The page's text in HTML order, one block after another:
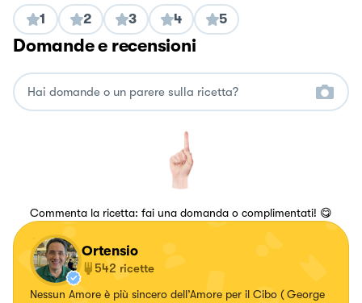
1 2 3 4 5
Domande e recensioni
Commenta la ricetta: fai una domanda o complimentati! 😋
Ortensio
542 ricette
Nessun Amore è più sincero dell’Amore per il Cibo ( George